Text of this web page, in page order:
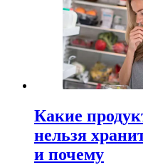
Какие
нельзя
и почему